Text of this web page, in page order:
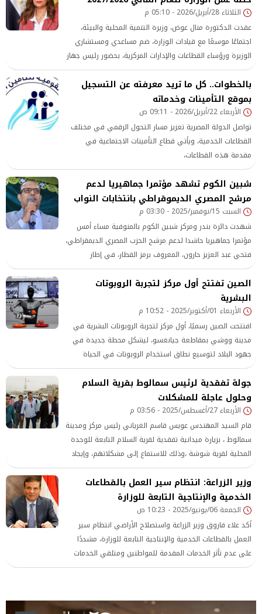
الثلاثاء 28/أبريل/2026 - 05:10 م
عقدت الدكتورة منال عوض، وزيرة التنمية المحلية والبيئة،
اجتماعًا موسعًا مع قيادات الوزارة، ضم مساعدي ومستشاري
الوزيرة ورؤساء القطاعات والإدارات المركزية، بحضور رئيس جهاز
شؤون البيئة،
بالخطوات.. كل ما تريد معرفته عن التسجيل
بموقع التأمينات وخدماته
الأربعاء 22/أبريل/2026 - 09:11 ص
تواصل الدولة المصرية تعزيز مسار التحول الرقمي في مختلف
القطاعات الخدمية، ويأتي قطاع التأمينات الاجتماعية في
مقدمة هذه القطاعات،
شبين الكوم تشهد مؤتمرا جماهيريا لدعم
مرشح المصري الديموقراطي بانتخابات النواب
السبت 15/نوفمبر/2025 - 03:30 م
شهدت دائرة بندر ومركز شبين الكوم بالمنوفية مساء أمس
مؤتمرا جماهيريا حاشدا لدعم مرشح الحزب المصري الديمقراطي،
فتحي عبد العزيز حارون، المعروف برمز القطار، في إطار
استعداداته لخوض سباق الانتخابات القادمة.
الصين تفتتح أول مركز لتجربة الروبوتات
البشرية
الأربعاء 01/أكتوبر/2025 - 10:52 م
افتتحت الصين رسميًا، أول مركز لتجربة الروبوتات البشرية في
مدينة ووشي بمقاطعة جيانغسو، ليشكل محطة جديدة في
جهود البلاد لتوسيع نطاق استخدام الروبوتات في الحياة
اليومية والصناعية. ويقدم المركز، وفق ما عرضه موقع
metrotvnews ، تجربة تفاعلية فريدة للزوار، من خلال ثماني
مناطق غامرة صُممت لمحاكاة سيناريوهات
جولة تفقدية لرئيس سمالوط بقرية السلام
وحلول عاجلة للمشكلات
الأربعاء 27/أغسطس/2025 - 03:56 م
قام السيد المهندس عويس قاسم الغرياني رئيس مركز ومدينة
سمالوط ، بزيارة ميدانية تفقدية لقرية السلام التابعة للوحدة
المحلية لقرية شوشة ،وذلك للاستماع إلى مشكلاتهم، وإيجاد
حلول سريعة لها، ضمن لقاءاته الدورية مع المواطنين، التي
يحرص على تطبيقها للتواصل المباشر معهم، وبحث مطالبهم ...
وزير الزراعة: انتظام سير العمل بالقطاعات
الخدمية والإنتاجية التابعة للوزارة
الجمعة 06/يونيو/2025 - 10:23 ص
أكد علاء فاروق وزير الزراعة واستصلاح الأراضي انتظام سير
العمل بالقطاعات الخدمية والإنتاجية التابعة للوزارة، مشددًا
على عدم تأثر الخدمات المقدمة للمواطنين ومتلقي الخدمات
من المصدرين والمواطنين، واستمرار تقديم الدعم الفني